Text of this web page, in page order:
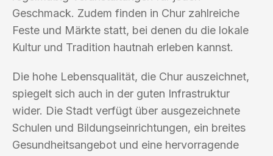
Geschmack. Zudem finden in Chur zahlreiche
Feste und Märkte statt, bei denen du die lokale
Kultur und Tradition hautnah erleben kannst.
Die hohe Lebensqualität, die Chur auszeichnet,
spiegelt sich auch in der guten Infrastruktur
wider. Die Stadt verfügt über ausgezeichnete
Schulen und Bildungseinrichtungen, ein breites
Gesundheitsangebot und eine hervorragende